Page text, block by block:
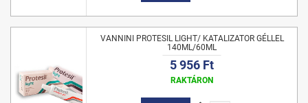
VANNINI PROTESIL LIGHT/ KATALIZATOR GÉLLEL
140ML/60ML
5 956 Ft
RAKTÁRON